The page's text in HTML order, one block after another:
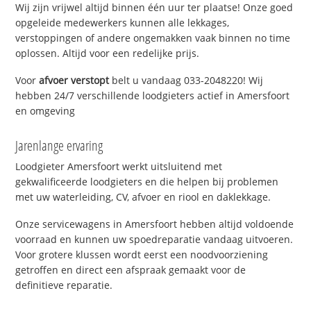
Wij zijn vrijwel altijd binnen één uur ter plaatse! Onze goed
opgeleide medewerkers kunnen alle lekkages,
verstoppingen of andere ongemakken vaak binnen no time
oplossen. Altijd voor een redelijke prijs.
Voorafvoer verstoptbelt u vandaag 033-2048220! Wij
hebben 24/7 verschillende loodgieters actief in Amersfoort
en omgeving
Jarenlange ervaring
Loodgieter Amersfoort werkt uitsluitend met
gekwalificeerde loodgieters en die helpen bij problemen
met uw waterleiding, CV, afvoer en riool en daklekkage.
Onze servicewagens in Amersfoort hebben altijd voldoende
voorraad en kunnen uw spoedreparatie vandaag uitvoeren.
Voor grotere klussen wordt eerst een noodvoorziening
getroffen en direct een afspraak gemaakt voor de
definitieve reparatie.